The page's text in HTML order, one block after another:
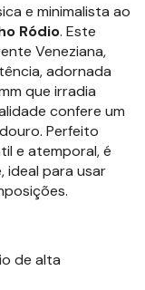
e minimalista ao
Ródio. Este
Veneziana,
adornada
que irradia
confere um
Perfeito
e atemporal, é
ideal para usar
de alta